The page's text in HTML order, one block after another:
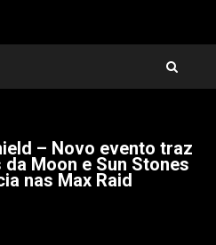
– Novo evento traz
Moon e Sun Stones
nas Max Raid